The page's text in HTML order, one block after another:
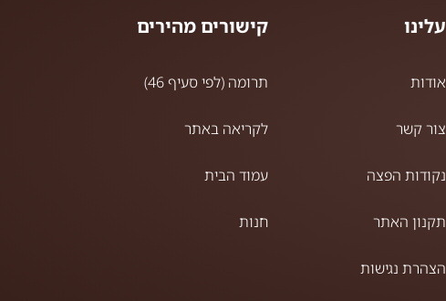
עלינו
אודות
צור קשר
נקודות הפצה
תקנון האתר
הצהרת נגישות
קישורים מהירים
תרומה (לפי סעיף 46)
לקריאה באתר
עמוד הבית
חנות